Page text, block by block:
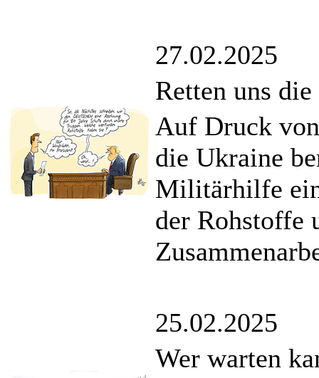
27.02.2025
Retten uns
Auf Druck
die Ukraine
Militärhilfe
der Rohstoffe
25.02.2025
Wer warten